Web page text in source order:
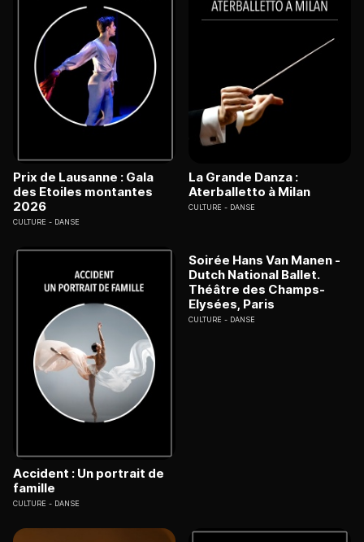
Prix de Lausanne : Gala
des Etoiles montantes
2026
CULTURE DANSE
La Grande Danza :
Aterballetto à Milan
CULTURE DANSE
Accident : Un portrait de
famille
CULTURE DANSE
Soirée Hans Van Manen -
Dutch National Ballet.
Théâtre des Champs-
Elysées, Paris
CULTURE DANSE